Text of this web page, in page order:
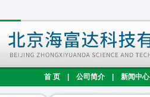
首 页 公司简介 新闻中心